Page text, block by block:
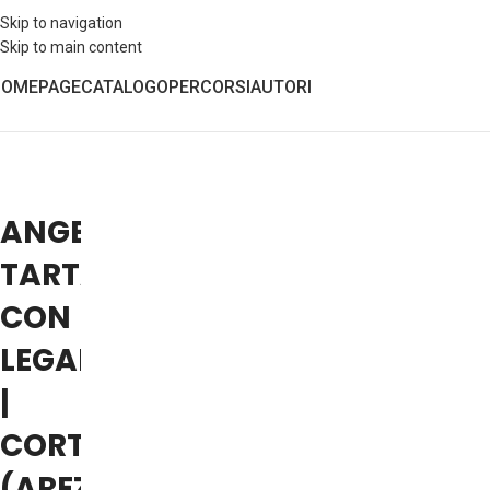
Skip to navigation
Skip to main content
CATALOGOPERCORSIAUTORI
ANGELO
TARTAGLIA
CON
LEGAMBIENTE
|
CORTONA